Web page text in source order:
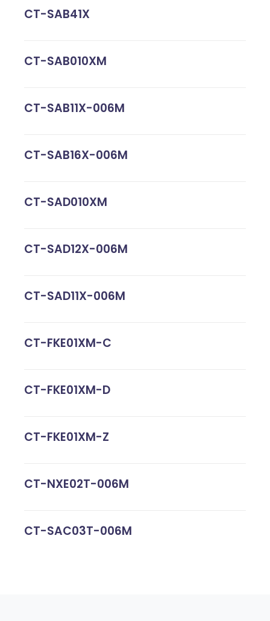
CT-SAB41X
CT-SAB010XM
CT-SAB11X-006M
CT-SAB16X-006M
CT-SAD010XM
CT-SAD12X-006M
CT-SAD11X-006M
CT-FKE01XM-C
CT-FKE01XM-D
CT-FKE01XM-Z
CT-NXE02T-006M
CT-SAC03T-006M